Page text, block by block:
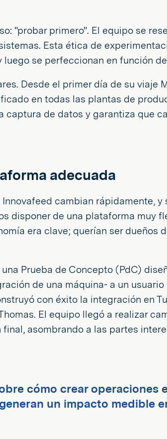
"probar primero". El equipo se
Esta ética de
se perfeccionan en función
Desde el primer día de su viaje
en todas las plantas de
de datos y garantiza que
adecuada
cambian rápidamente,
disponer de una plataforma muy
era clave; querían ser dueños
Prueba de Concepto (PdC)
de una máquina- a un
con éxito la integración en
El equipo llegó a realizar
asombrando a las partes
cómo crear operaciones
un impacto medible